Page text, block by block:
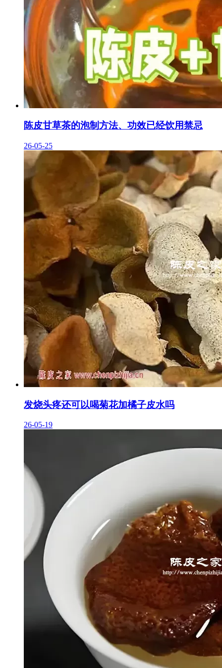
陈皮甘草茶的泡制方法、功效已经饮用禁忌
26-05-25
发烧头疼还可以喝菊花加橘子皮水吗
26-05-19